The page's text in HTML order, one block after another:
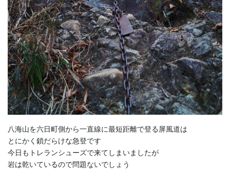
八海山を六日町側から一直線に最短距離で登る屏風道は
とにかく鎖だらけな急登です
今日もトレランシューズで来てしまいましたが
岩は乾いているので問題ないでしょう